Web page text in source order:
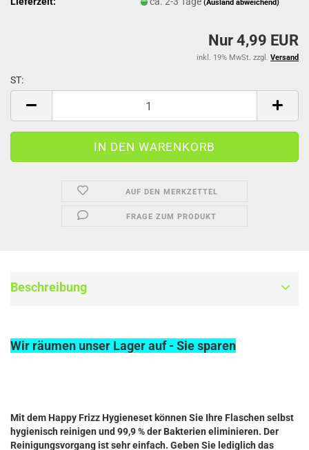
(Ausland abweichend)
Nur 4,99 EUR
inkl. 19% MwSt. zzgl. Versand
ST:
AUF DEN MERKZETTEL
FRAGE ZUM PRODUKT
Beschreibung
Wir räumen unser Lager auf - Sie sparen
Mit dem Happy Frizz Hygieneset können Sie Ihre Flaschen selbst
hygienisch reinigen und 99,9 % der Bakterien eliminieren. Der
Reinigungsvorgang ist sehr einfach. Geben Sie lediglich das